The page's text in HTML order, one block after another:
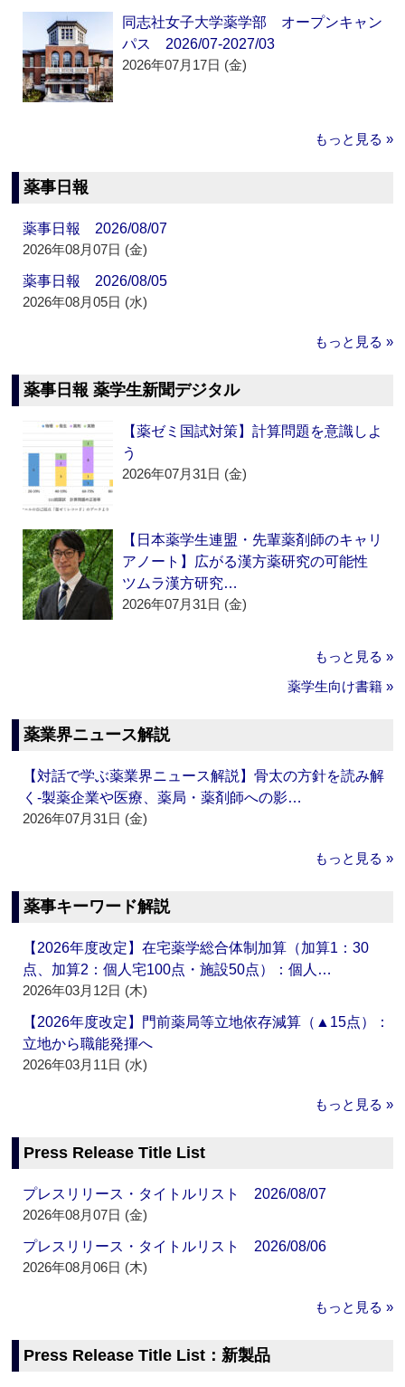
同志社女子大学薬学部 オープンキャン
パス 2026/07-2027/03
2026年07月17日 (金)
もっと見る »
薬事日報
薬事日報 2026/08/07
2026年08月07日 (金)
薬事日報 2026/08/05
2026年08月05日 (水)
もっと見る »
薬事日報 薬学生新聞デジタル
【薬ゼミ国試対策】計算問題を意識しよ
う
2026年07月31日 (金)
【日本薬学生連盟・先輩薬剤師のキャリ
アノート】広がる漢方薬研究の可能性
ツムラ漢方研究…
2026年07月31日 (金)
もっと見る »
薬学生向け書籍 »
薬業界ニュース解説
【対話で学ぶ薬業界ニュース解説】骨太の方針を読み解
く‐製薬企業や医療、薬局・薬剤師への影…
2026年07月31日 (金)
もっと見る »
薬事キーワード解説
【2026年度改定】在宅薬学総合体制加算（加算1：30
点、加算2：個人宅100点・施設50点）：個人…
2026年03月12日 (木)
【2026年度改定】門前薬局等立地依存減算（▲15点）：
立地から職能発揮へ
2026年03月11日 (水)
もっと見る »
Press Release Title List
プレスリリース・タイトルリスト 2026/08/07
2026年08月07日 (金)
プレスリリース・タイトルリスト 2026/08/06
2026年08月06日 (木)
もっと見る »
Press Release Title List：新製品